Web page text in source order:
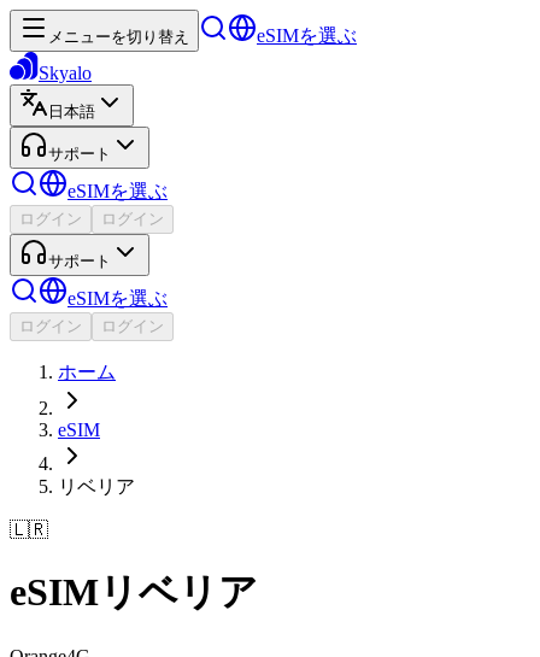
メニューを切り替え
eSIMを選ぶ
Skyalo
日本語
サポート
eSIMを選ぶ
ログイン ログイン
サポート
eSIMを選ぶ
ログイン ログイン
ホーム
eSIM
リベリア
🇱🇷
eSIMリベリア